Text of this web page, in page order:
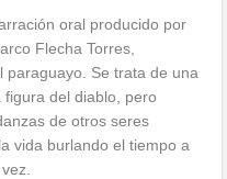
oral producido por
Flecha Torres,
Se trata de una
del diablo, pero
de otros seres
vida burlando el tiempo a